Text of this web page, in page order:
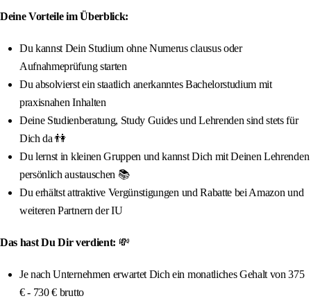
Deine Vorteile im Überblick:
Du kannst Dein Studium ohne Numerus clausus oder
Aufnahmeprüfung starten
Du absolvierst ein staatlich anerkanntes Bachelorstudium mit
praxisnahen Inhalten
Deine Studienberatung, Study Guides und Lehrenden sind stets für
Dich da 👫
Du lernst in kleinen Gruppen und kannst Dich mit Deinen Lehrenden
persönlich austauschen 📚
Du erhältst attraktive Vergünstigungen und Rabatte bei Amazon und
weiteren Partnern der IU
Das hast Du Dir verdient: 💸
Je nach Unternehmen erwartet Dich ein monatliches Gehalt von 375
€ - 730 € brutto